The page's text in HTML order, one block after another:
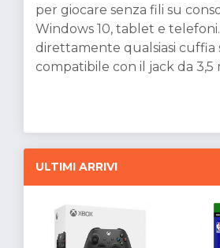
per giocare senza fili su
Windows 10, tablet e
direttamente qualsiasi cuffia
compatibile con il jack da 3,5
ULTIMI ARRIVI